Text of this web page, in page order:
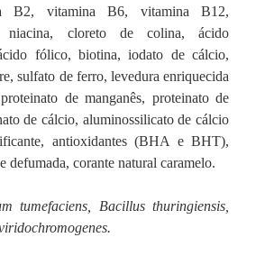
B2, vitamina B6, vitamina B12,
niacina, cloreto de colina, ácido
fólico, biotina, iodato de cálcio,
sulfato de ferro, levedura enriquecida
de manganês, proteinato de
de cálcio, aluminossilicato de cálcio
antioxidantes (BHA e BHT),
defumada, corante natural caramelo.
tumefaciens, Bacillus thuringiensis,